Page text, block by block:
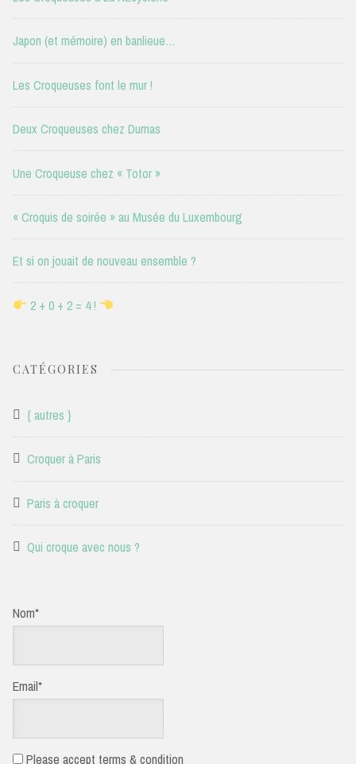
Japon (et mémoire) en banlieue…
Les Croqueuses font le mur !
Deux Croqueuses chez Dumas
Une Croqueuse chez « Totor »
« Croquis de soirée » au Musée du Luxembourg
Et si on jouait de nouveau ensemble ?
2 + 0 + 2 = 4 !
CATÉGORIES
{ autres }
Croquer à Paris
Paris à croquer
Qui croque avec nous ?
Nom*
Email*
Please accept terms & condition